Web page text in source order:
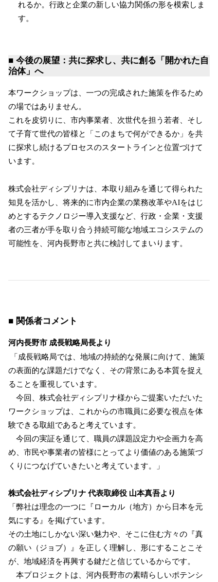
れるか。行政と企業の新しい協力関係の形を模索しま
す。
■ 今後の展望：共に探求し、共に創る「開かれた自
治体」へ
本ワークショップは、一つの完成された施策を作るため
の場ではありません。
これを皮切りに、市内事業者、次世代を担う若者、そし
て子育て世代の皆様と「このまちで何ができるか」を共
に探求し続けるプロセスのスタートラインと位置づけて
います。
株式会社ディシプリナは、本取り組みを通じて得られた
知見を活かし、将来的に市内企業の業務改革やAIをはじ
めとするテクノロジー導入支援など、行政・企業・支援
者の三者が手を取り合う持続可能な地域エコシステムの
可能性を、河内長野市と共に検討してまいります。
■ 関係者コメント
河内長野市 成長戦略局長より
「成長戦略局では、地域の持続的な発展に向けて、施策
の表面的な課題だけでなく、その背景にある本質を捉え
ることを重視しています。
今回、株式会社ディシプリナ様からご提案いただいた
ワークショップは、これからの市職員に必要な視点を体
験できる取組であると考えています。
今回の実証を通じて、職員の課題設定力や企画力を高
め、市民や事業者の皆様にとってより価値のある施策づ
くりにつなげていきたいと考えています。」
株式会社ディシプリナ 代表取締役 山本真吾より
「弊社は理念の一つに『ローカル（地方）から日本を元
気にする』を掲げています。
その土地にしかない深い魅力や、そこに住む方々の『真
の願い（ジョブ）』を正しく理解し、形にすることこそ
が、地域経済を再興する鍵だと信じているからです。
本プロジェクトは、河内長野市の素晴らしいポテンシ